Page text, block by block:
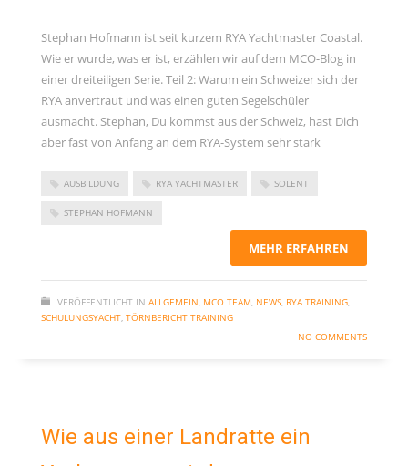
Stephan Hofmann ist seit kurzem RYA Yachtmaster Coastal.
Wie er wurde, was er ist, erzählen wir auf dem MCO-Blog in
einer dreiteiligen Serie. Teil 2: Warum ein Schweizer sich der
RYA anvertraut und was einen guten Segelschüler
ausmacht. Stephan, Du kommst aus der Schweiz, hast Dich
aber fast von Anfang an dem RYA-System sehr stark
AUSBILDUNG RYA YACHTMASTER SOLENT
STEPHAN HOFMANN
MEHR ERFAHREN
VERÖFFENTLICHT IN ALLGEMEIN, MCO TEAM, NEWS, RYA TRAINING,
SCHULUNGSYACHT, TÖRNBERICHT TRAINING
NO COMMENTS
Wie aus einer Landratte ein